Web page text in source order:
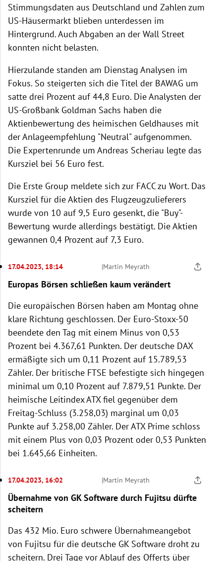
Stimmungsdaten aus Deutschland und Zahlen zum
US-Häusermarkt blieben unterdessen im
Hintergrund. Auch Abgaben an der Wall Street
konnten nicht belasten.
Hierzulande standen am Dienstag Analysen im
Fokus. So steigerten sich die Titel der BAWAG um
satte drei Prozent auf 44,8 Euro. Die Analysten der
US-Großbank Goldman Sachs haben die
Aktienbewertung des heimischen Geldhauses mit
der Anlageempfehlung "Neutral" aufgenommen.
Die Expertenrunde um Andreas Scheriau legte das
Kursziel bei 56 Euro fest.
Die Erste Group meldete sich zur FACC zu Wort. Das
Kursziel für die Aktien des Flugzeugzulieferers
wurde von 10 auf 9,5 Euro gesenkt, die "Buy"-
Bewertung wurde allerdings bestätigt. Die Aktien
gewannen 0,4 Prozent auf 7,3 Euro.
17.04.2023, 18:14 |Martin Meyrath
Europas Börsen schließen kaum verändert
Die europäischen Börsen haben am Montag ohne
klare Richtung geschlossen. Der Euro-Stoxx-50
beendete den Tag mit einem Minus von 0,53
Prozent bei 4.367,61 Punkten. Der deutsche DAX
ermäßigte sich um 0,11 Prozent auf 15.789,53
Zähler. Der britische FTSE befestigte sich hingegen
minimal um 0,10 Prozent auf 7.879,51 Punkte. Der
heimische Leitindex ATX fiel gegenüber dem
Freitag-Schluss (3.258,03) marginal um 0,03
Punkte auf 3.258,00 Zähler. Der ATX Prime schloss
mit einem Plus von 0,03 Prozent oder 0,53 Punkten
bei 1.645,66 Einheiten.
17.04.2023, 16:02 |Martin Meyrath
Übernahme von GK Software durch Fujitsu dürfte
scheitern
Das 432 Mio. Euro schwere Übernahmeangebot
von Fujitsu für die deutsche GK Software droht zu
scheitern. Drei Tage vor Ablauf des Offerts über